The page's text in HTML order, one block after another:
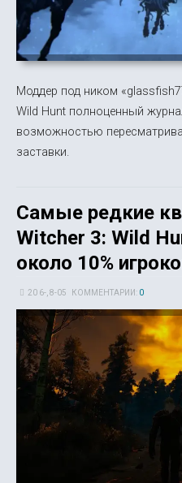
Моддер под ником
Wild Hunt полноценный
возможностью
заставки.
Самые редкие
Witcher 3: Wild
около 10%
20 6-, 8-05 КОММЕНТАРИИ: 0